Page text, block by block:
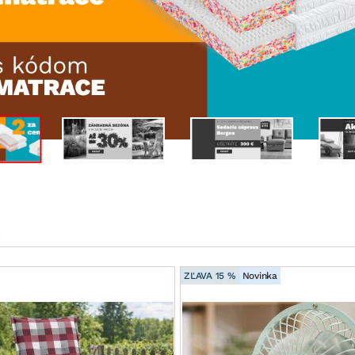
DOMÁCE SPOTREBIČE ZÁHRADNÉ
ZĽAVA 15 % Novinka